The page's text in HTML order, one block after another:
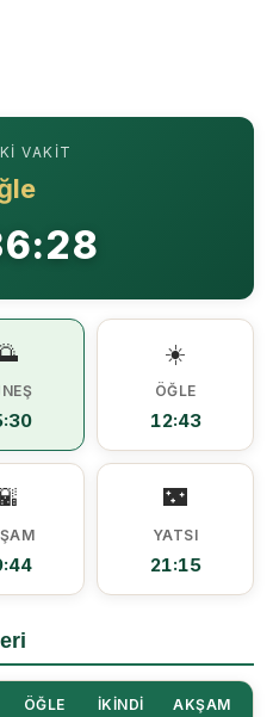
Kaymakam Kaptanoğlu’ndan Kıbrıs Gazisi Recep Kıral’a iftar ziyareti
VAKIT
☀️
ÖĞLE
12:43
🌃
YATSI
21:15
ÖĞLE İKINDI AKŞAM